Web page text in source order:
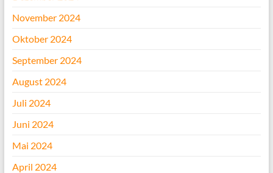
November 2024
Oktober 2024
September 2024
August 2024
Juli 2024
Juni 2024
Mai 2024
April 2024